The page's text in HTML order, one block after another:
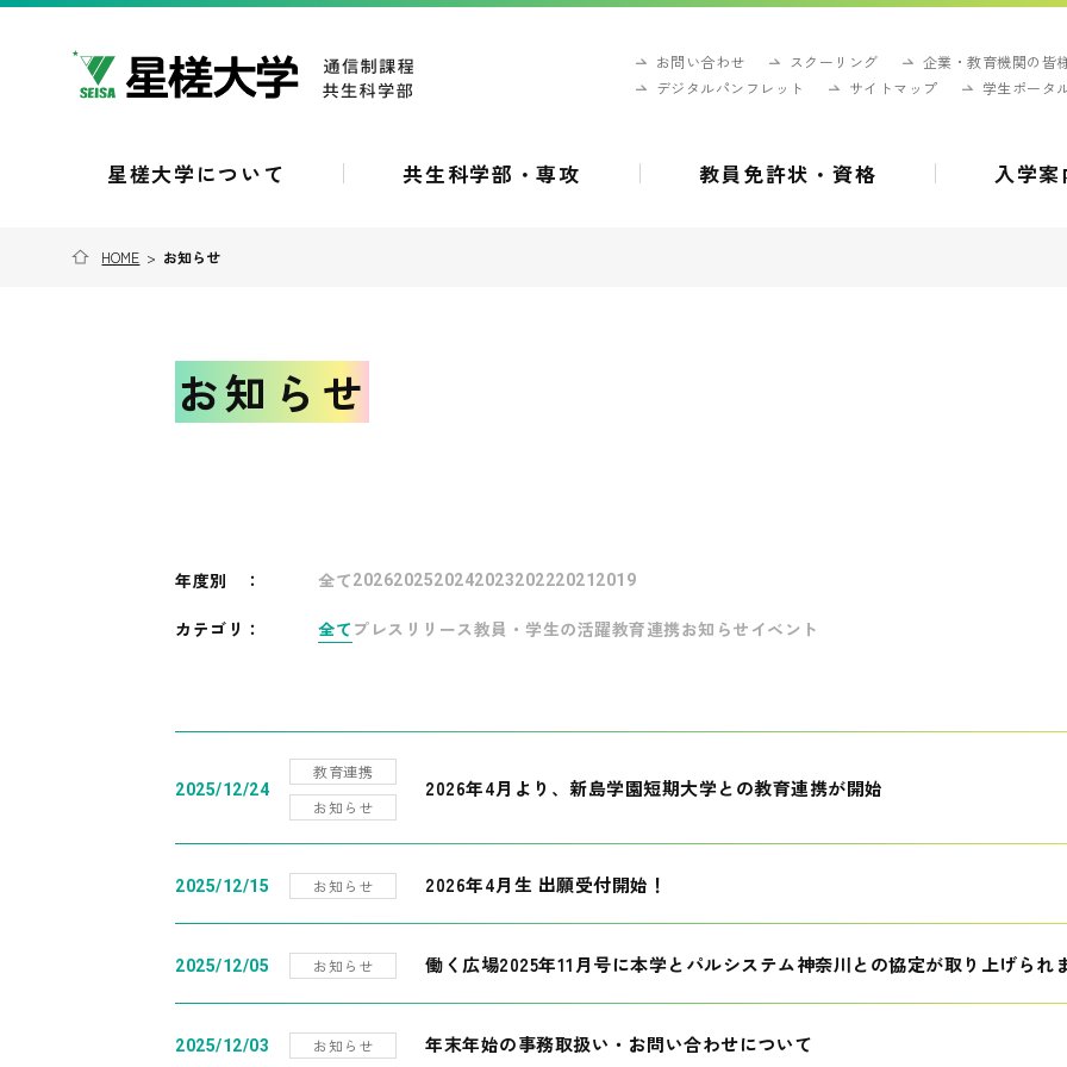
お問い合わせ スクーリング
企業・教育機関の皆
デジタルパンフレット
サイトマップ 学生ポータ
星槎大学について 共生科学部・専攻 教員免許状・資格 入学案
HOME > お知らせ
お知らせ
年度別 ： 全て202620252024202320222021 2019
カテゴリ： 全て プレスリリース教員・学生の活躍教育連携お知らせ イベント
2025/12/24
教育連携
お知らせ
2026年4月より、新島学園短期大学との教育連携が開始
2025/12/15 お知らせ 2026年4月生 出願受付開始！
2025/12/05 お知らせ 働く広場2025年11月号に本学とパルシステム神奈川との協定が取り上げられ
2025/12/03 お知らせ 年末年始の事務取扱い・お問い合わせについて